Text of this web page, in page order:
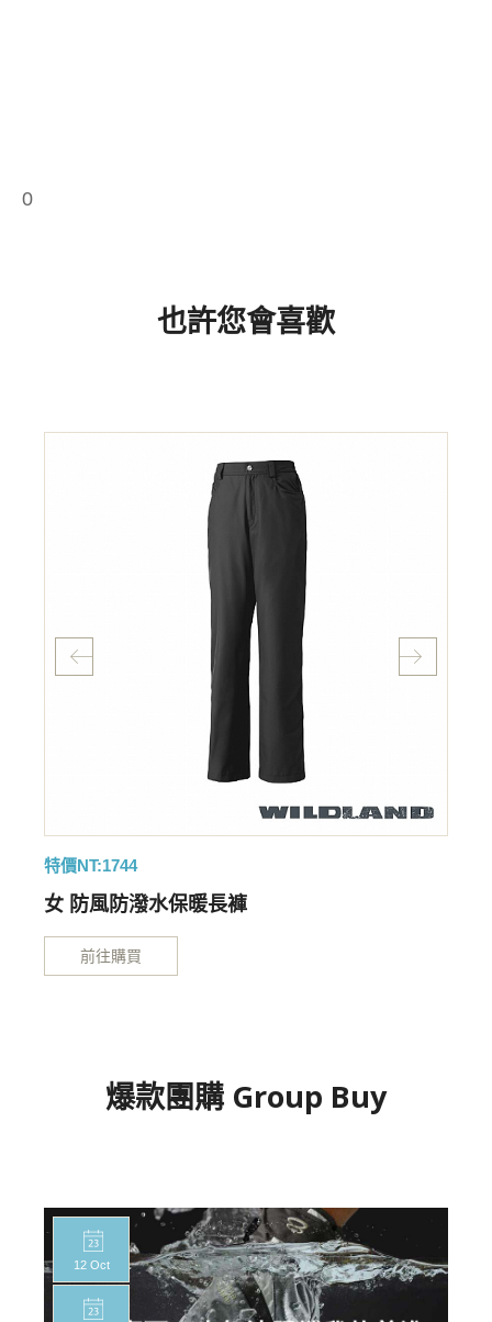
0
也許您會喜歡
特價NT:1744
女 防風防潑水保暖長褲
前往購買
爆款團購 Group Buy
12 Oct